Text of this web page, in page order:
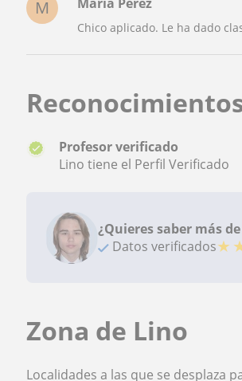
M
Chico aplicado. Le ha dado
Profesor verificado
Lino tiene el Perfil Verificado
¿Quieres saber más
Datos verificados★
Zona de Lino
Localidades a las que se desplaza